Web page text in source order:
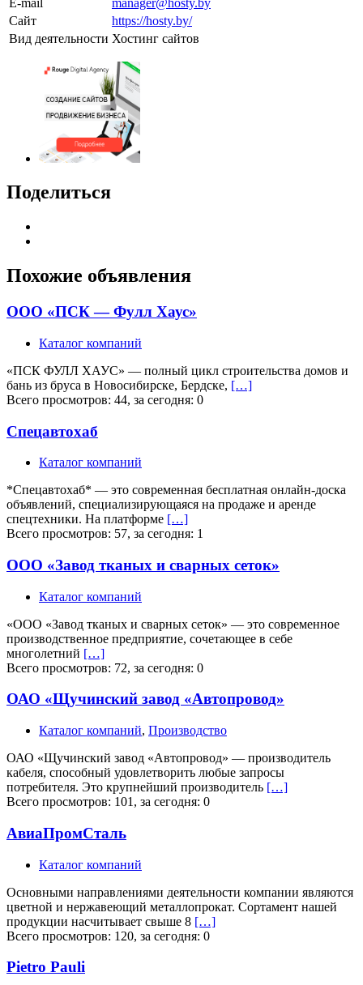
Сайт
https://hosty.by/
Вид деятельности Хостинг сайтов
Поделиться
Похожие объявления
ООО «ПСК — Фулл Хаус»
Каталог компаний
«ПСК ФУЛЛ ХАУС» — полный цикл строительства домов и
бань из бруса в Новосибирске, Бердске, […]
Всего просмотров: 44, за сегодня: 0
Спецавтохаб
Каталог компаний
*Спецавтохаб* — это современная бесплатная онлайн-доска
объявлений, специализирующаяся на продаже и аренде
спецтехники. На платформе […]
Всего просмотров: 57, за сегодня: 1
ООО «Завод тканых и сварных сеток»
Каталог компаний
«ООО «Завод тканых и сварных сеток» — это современное
производственное предприятие, сочетающее в себе
многолетний […]
Всего просмотров: 72, за сегодня: 0
ОАО «Щучинский завод «Автопровод»
Каталог компаний, Производство
ОАО «Щучинский завод «Автопровод» — производитель
кабеля, способный удовлетворить любые запросы
потребителя. Это крупнейший производитель […]
Всего просмотров: 101, за сегодня: 0
АвиаПромСталь
Каталог компаний
Основными направлениями деятельности компании являются
цветной и нержавеющий металлопрокат. Сортамент нашей
продукции насчитывает свыше 8 […]
Всего просмотров: 120, за сегодня: 0
Pietro Pauli